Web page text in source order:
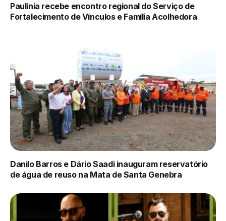
Paulínia recebe encontro regional do Serviço de
Fortalecimento de Vínculos e Família Acolhedora
Danilo Barros e Dário Saadi inauguram reservatório
de água de reuso na Mata de Santa Genebra